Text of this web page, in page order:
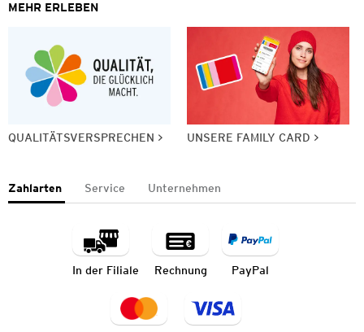
MEHR ERLEBEN
QUALITÄTSVERSPRECHEN UNSERE FAMILY CARD
Zahlarten Service Unternehmen
In der Filiale Rechnung PayPal